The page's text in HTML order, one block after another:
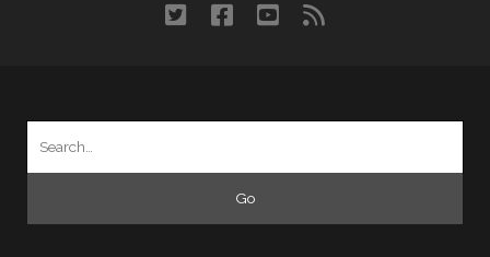
twitterfacebook
youtube
rss